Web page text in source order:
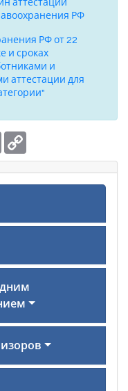
аттестации
РФ
РФ от 22
и сроках
и
аттестации для
Email